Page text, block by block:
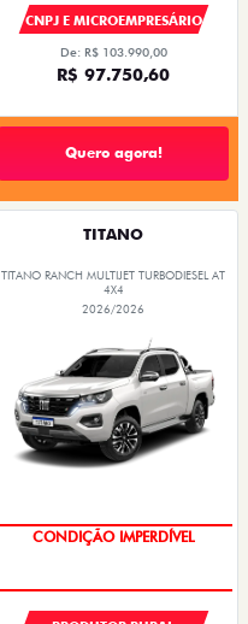
CNPJ E MICROEMPRESÁRIO
De: R$ 103.990,00
R$ 97.750,60
Quero agora!
TITANO
TITANO RANCH MULTIJET TURBODIESEL AT
4X4
2026/2026